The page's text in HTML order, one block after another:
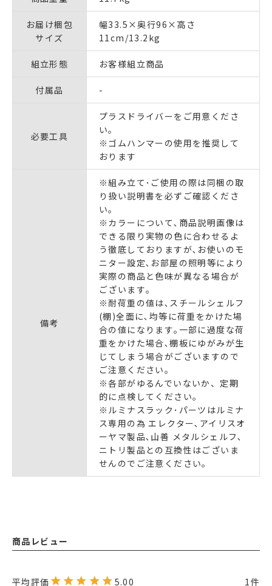
お届け梱包
サイズ
幅33.5×奥行96×高さ
11cm/13.2kg
組立形態 お客様組立商品
付属品 -
必要工具
プラスドライバーをご用意くださ
い。
※ゴムハンマーの使用を推奨して
おります
備考
※組み立て･ご使用の際は同梱の取
り扱い説明書を必ずご確認くださ
い｡
※カラーについて､商品説明画像は
できる限り実物の色に合わせるよ
う徹底しておりますが､お使いのモ
ニター設定､お部屋の照明等により
実際の商品と色味が異なる場合が
ございます｡
※耐荷重の値は､スチールシェルフ
(棚)全面に､均等に荷重をかけた場
合の値になります｡一部に過度な荷
重をかけた場合､棚板にゆがみが生
じてしまう場合がございますので
ご注意ください｡
※各部がゆるんでいないか、定期
的に点検してください。
※ルミナスラック･パーツはルミナ
ス専用の為 エレクター､アイリスオ
ーヤマ製品､山善 メタルシェルフ､
ニトリ製品との互換性はございま
せんのでご注意ください｡
商品レビュー
5.00 1